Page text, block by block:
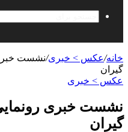
خانه/عکس > خبری/نشست خبری
گیران
عکس > خبری
نشست خبری
گیران